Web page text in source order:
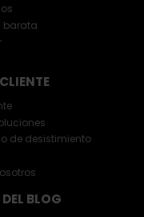
barata
de desistimiento
BLOG